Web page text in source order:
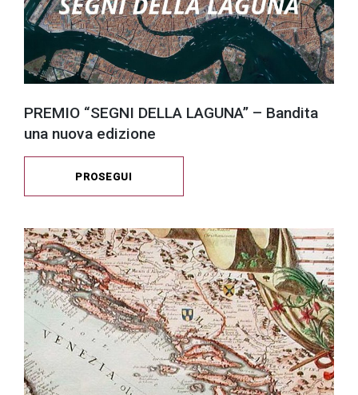
PREMIO “SEGNI DELLA LAGUNA” – Bandita
una nuova edizione
PROSEGUI